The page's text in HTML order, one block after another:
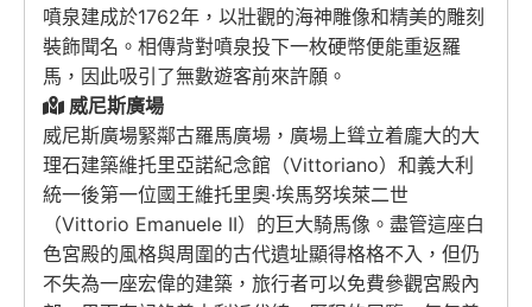
噴泉建成於1762年，以壯觀的海神雕像和精美的雕刻
裝飾聞名。相傳背對噴泉投下一枚硬幣便能重返羅
馬，因此吸引了無數遊客前來許願。
威尼斯廣場
威尼斯廣場緊鄰古羅馬廣場，廣場上聳立着龐大的大
理石建築維托里亞諾紀念館（Vittoriano）和義大利
統一後第一位國王維托里奧·埃馬努埃萊二世
（Vittorio Emanuele II）的巨大騎馬像。盡管這座白
色宮殿的風格與周圍的古代遺址顯得格格不入，但仍
不失為一座宏偉的建築，旅行者可以免費參觀宮殿內